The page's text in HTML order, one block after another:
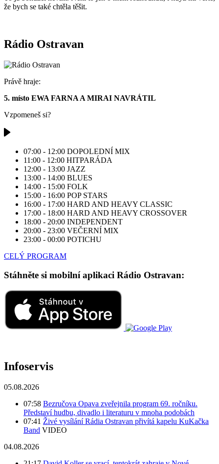
že bych se také chtěla těšit.
Rádio Ostravan
Právě hraje:
5. místo EWA FARNA A MIRAI NAVRÁTIL
Vzpomeneš si?
07:00 - 12:00 DOPOLEDNÍ MIX
11:00 - 12:00 HITPARÁDA
12:00 - 13:00 JAZZ
13:00 - 14:00 BLUES
14:00 - 15:00 FOLK
15:00 - 16:00 POP STARS
16:00 - 17:00 HARD AND HEAVY CLASSIC
17:00 - 18:00 HARD AND HEAVY CROSSOVER
18:00 - 20:00 INDEPENDENT
20:00 - 23:00 VEČERNÍ MIX
23:00 - 00:00 POTICHU
CELÝ PROGRAM
Stáhněte si mobilní aplikaci Rádio Ostravan:
Infoservis
05.08.2026
07:58 Bezručova Opava zveřejnila program 69. ročníku.
Představí hudbu, divadlo i literaturu v mnoha podobách
07:41 Živé vysílání Rádia Ostravan přivítá kapelu KuKačka
Band VIDEO
04.08.2026